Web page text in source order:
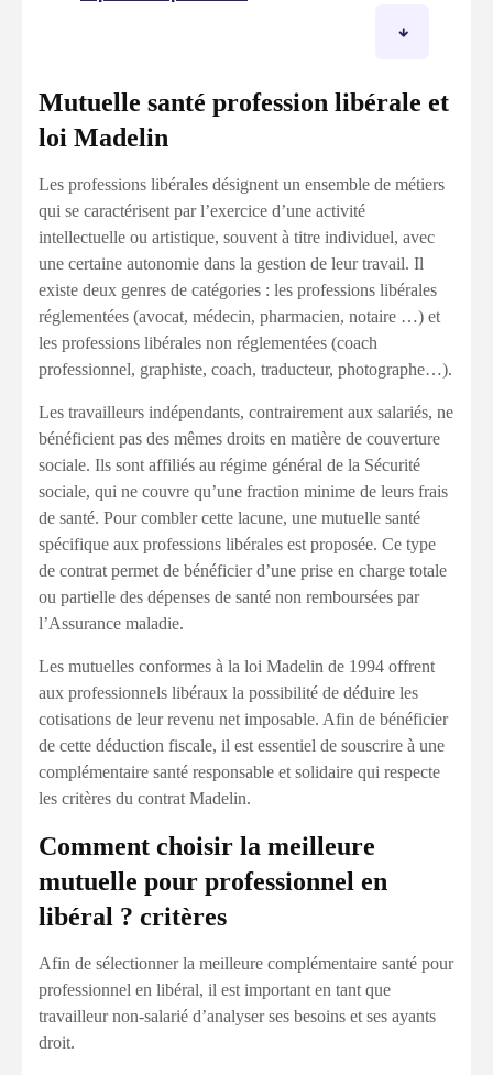
Mutuelle santé profession libérale et
loi Madelin
Les professions libérales désignent un ensemble de métiers
qui se caractérisent par l’exercice d’une activité
intellectuelle ou artistique, souvent à titre individuel, avec
une certaine autonomie dans la gestion de leur travail. Il
existe deux genres de catégories : les professions libérales
réglementées (avocat, médecin, pharmacien, notaire …) et
les professions libérales non réglementées (coach
professionnel, graphiste, coach, traducteur, photographe…).
Les travailleurs indépendants, contrairement aux salariés, ne
bénéficient pas des mêmes droits en matière de couverture
sociale. Ils sont affiliés au régime général de la Sécurité
sociale, qui ne couvre qu’une fraction minime de leurs frais
de santé. Pour combler cette lacune, une mutuelle santé
spécifique aux professions libérales est proposée. Ce type
de contrat permet de bénéficier d’une prise en charge totale
ou partielle des dépenses de santé non remboursées par
l’Assurance maladie.
Les mutuelles conformes à la loi Madelin de 1994 offrent
aux professionnels libéraux la possibilité de déduire les
cotisations de leur revenu net imposable. Afin de bénéficier
de cette déduction fiscale, il est essentiel de souscrire à une
complémentaire santé responsable et solidaire qui respecte
les critères du contrat Madelin.
Comment choisir la meilleure
mutuelle pour professionnel en
libéral ? critères
Afin de sélectionner la meilleure complémentaire santé pour
professionnel en libéral, il est important en tant que
travailleur non-salarié d’analyser ses besoins et ses ayants
droit.